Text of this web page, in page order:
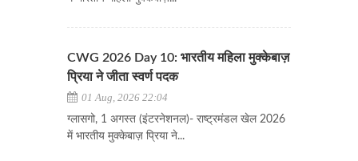
CWG 2026 Day 10: भारतीय महिला मुक्केबाज़
प्रिया ने जीता स्वर्ण पदक
01 Aug, 2026 22:04
ग्लासगो, 1 अगस्त (इंटरनेशनल)- राष्ट्रमंडल खेल 2026
में भारतीय मुक्केबाज़ प्रिया ने...